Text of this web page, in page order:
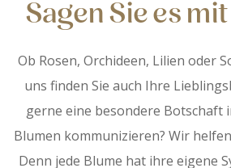
Sagen Sie es
Ob Rosen, Orchideen, Lilien oder
uns finden Sie auch Ihre
gerne eine besondere Botschaft
Blumen kommunizieren? Wir
Denn jede Blume hat ihre eigene